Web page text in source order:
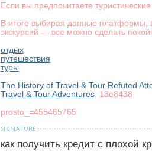
Если вы предпочитаете
В итоге выбирая данные платформы,
экскурсий — все можно сделать
отдых
путешествия
туры
The History of Travel & Tour Refuted
Travel & Tour Adventures13e8438
prosto_=455465765
как получить кредит с плохой